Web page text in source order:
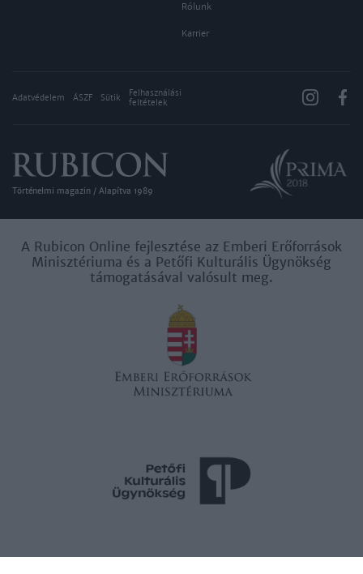
Rólunk
Karrier
Adatvédelem ÁSZF Sütik
Felhasználási
feltételek
Történelmi magazin / Alapítva 1989
A Rubicon Online fejlesztése az Emberi Erőforrások
Minisztériuma és a Petőfi Kulturális Ügynökség
támogatásával valósult meg.